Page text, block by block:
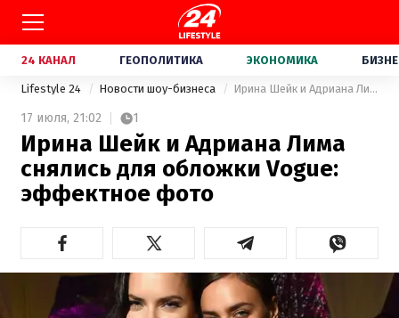
24 КАНАЛ ГЕОПОЛИТИКА ЭКОНОМИКА
Lifestyle 24 Новости шоу-бизнеса Ирина Шейк и Адриана Лима снялись для обложки Vogue: эффектное фото
17 июля, 21:02 1
Ирина Шейк и Адриана Лима
снялись для обложки Vogue:
эффектное фото